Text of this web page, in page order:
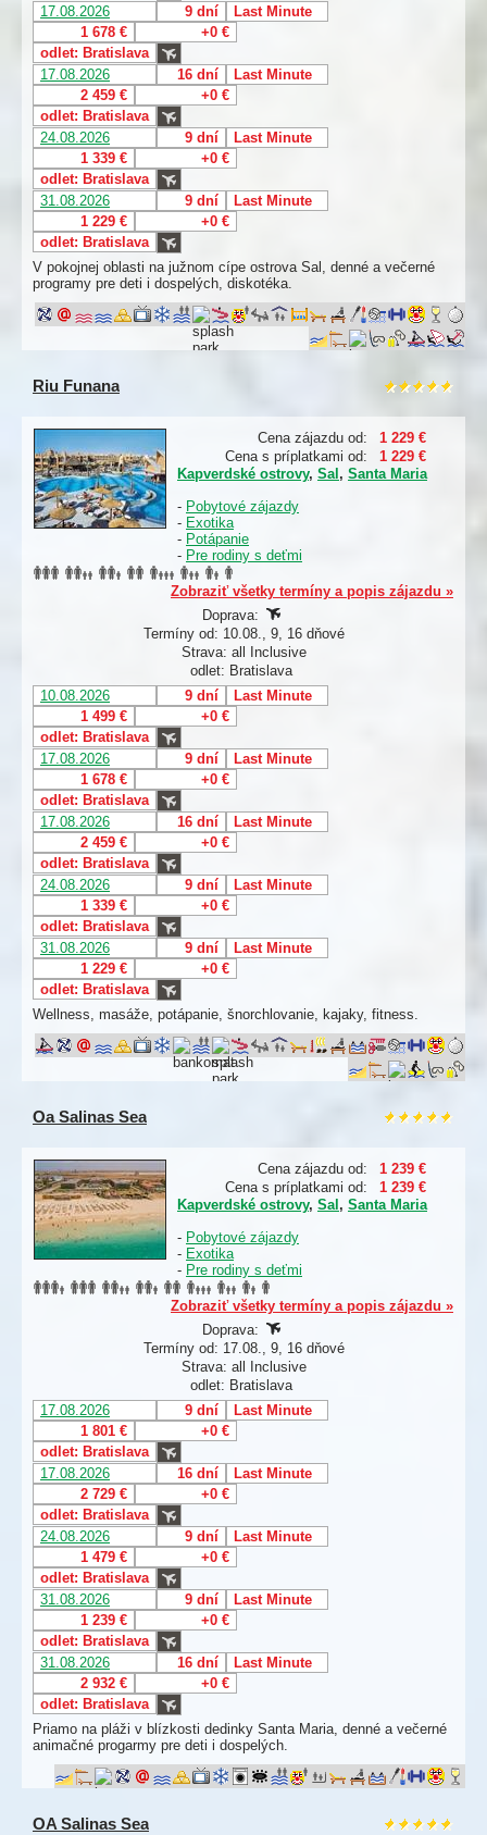
17.08.2026 9 dní
Last Minute
1 678 €
+0 €
odlet: Bratislava
17.08.2026
16 dní
Last Minute
2 459 €
+0 €
odlet: Bratislava
24.08.2026
9 dní
Last Minute
1 339 €
+0 €
odlet: Bratislava
31.08.2026
9 dní
Last Minute
1 229 €
+0 €
odlet: Bratislava
V pokojnej oblasti na južnom cípe ostrova Sal, denné a večerné
programy pre deti i dospelých, diskotéka.
Riu Funana
Cena zájazdu od:
1 229 €
Cena s príplatkami od:
1 229 €
Kapverdské ostrovy, Sal , Santa Maria
- Pobytové zájazdy
- Exotika
- Potápanie
- Pre rodiny s deťmi
Zobraziť všetky termíny a popis zájazdu »
Doprava:
Termíny od: 10.08., 9, 16 dňové
Strava: all Inclusive
odlet: Bratislava
10.08.2026
9 dní
Last Minute
1 499 €
+0 €
odlet: Bratislava
17.08.2026
9 dní
Last Minute
1 678 €
+0 €
odlet: Bratislava
17.08.2026
16 dní
Last Minute
2 459 €
+0 €
odlet: Bratislava
24.08.2026
9 dní
Last Minute
1 339 €
+0 €
odlet: Bratislava
31.08.2026
9 dní
Last Minute
1 229 €
+0 €
odlet: Bratislava
Wellness, masáže, potápanie, šnorchlovanie, kajaky, fitness.
Oa Salinas Sea
Cena zájazdu od:
1 239 €
Cena s príplatkami od:
1 239 €
Kapverdské ostrovy, Sal , Santa Maria
- Pobytové zájazdy
- Exotika
- Pre rodiny s deťmi
Zobraziť všetky termíny a popis zájazdu »
Doprava:
Termíny od: 17.08., 9, 16 dňové
Strava: all Inclusive
odlet: Bratislava
17.08.2026
9 dní
Last Minute
1 801 €
+0 €
odlet: Bratislava
17.08.2026
16 dní
Last Minute
2 729 €
+0 €
odlet: Bratislava
24.08.2026
9 dní
Last Minute
1 479 €
+0 €
odlet: Bratislava
31.08.2026
9 dní
Last Minute
1 239 €
+0 €
odlet: Bratislava
31.08.2026
16 dní
Last Minute
2 932 €
+0 €
odlet: Bratislava
Priamo na pláži v blízkosti dedinky Santa Maria, denné a večerné
animačné progarmy pre deti i dospelých.
OA Salinas Sea